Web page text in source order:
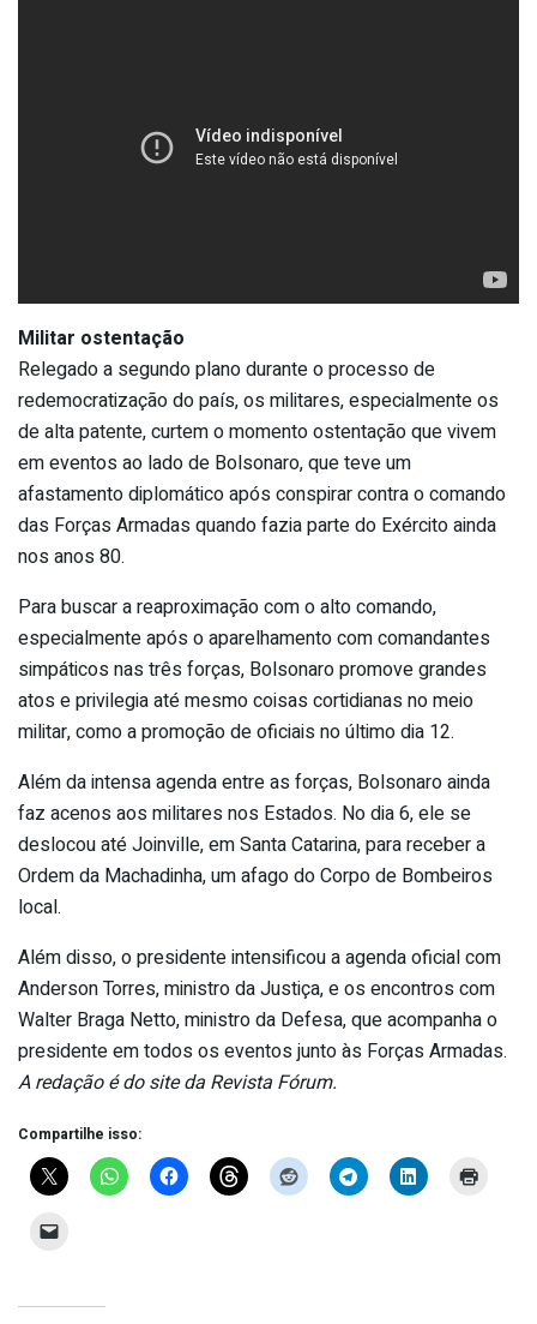
Militar ostentação
Relegado a segundo plano durante o processo de
redemocratização do país, os militares, especialmente os
de alta patente, curtem o momento ostentação que vivem
em eventos ao lado de Bolsonaro, que teve um
afastamento diplomático após conspirar contra o comando
das Forças Armadas quando fazia parte do Exército ainda
nos anos 80.
Para buscar a reaproximação com o alto comando,
especialmente após o aparelhamento com comandantes
simpáticos nas três forças, Bolsonaro promove grandes
atos e privilegia até mesmo coisas cortidianas no meio
militar, como a promoção de oficiais no último dia 12.
Além da intensa agenda entre as forças, Bolsonaro ainda
faz acenos aos militares nos Estados. No dia 6, ele se
deslocou até Joinville, em Santa Catarina, para receber a
Ordem da Machadinha, um afago do Corpo de Bombeiros
local.
Além disso, o presidente intensificou a agenda oficial com
Anderson Torres, ministro da Justiça, e os encontros com
Walter Braga Netto, ministro da Defesa, que acompanha o
presidente em todos os eventos junto às Forças Armadas.
A redação é do site da Revista Fórum.
Compartilhe isso: